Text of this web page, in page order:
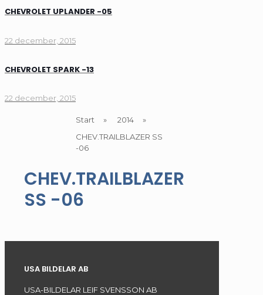
CHEVROLET UPLANDER -05
22 december, 2015
CHEVROLET SPARK -13
22 december, 2015
Start » 2014
»
CHEV.TRAILBLAZER SS
-06
CHEV.TRAILBLAZER
SS -06
USA BILDELAR AB
USA-BILDELAR LEIF SVENSSON AB